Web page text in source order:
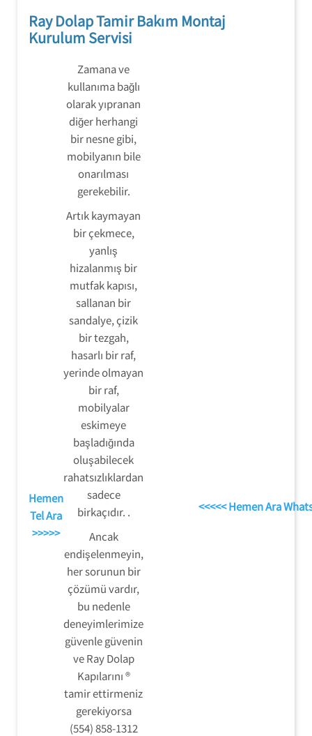
Ray Dolap Tamir Bakım Montaj
Kurulum Servisi
Hemen
Tel Ara
>>>>>
Zamana ve
kullanıma bağlı
olarak yıpranan
diğer herhangi
bir nesne gibi,
mobilyanın bile
onarılması
gerekebilir.
Artık kaymayan
bir çekmece,
yanlış
hizalanmış bir
mutfak kapısı,
sallanan bir
sandalye, çizik
bir tezgah,
hasarlı bir raf,
yerinde olmayan
bir raf,
mobilyalar
eskimeye
başladığında
oluşabilecek
rahatsızlıklardan
sadece
birkaçıdır. .
Ancak
endişelenmeyin,
her sorunun bir
çözümü vardır,
bu nedenle
deneyimlerimize
güvenle güvenin
ve Ray Dolap
Kapılarını ®
tamir ettirmeniz
gerekiyorsa
(554) 858-1312
<<<<< Hemen Ara